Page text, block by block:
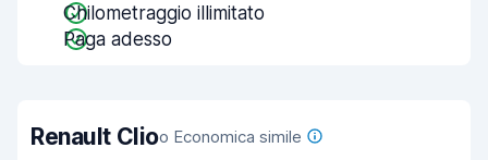
Chilometraggio illimitato
Paga adesso
Renault Clioo Economica simile